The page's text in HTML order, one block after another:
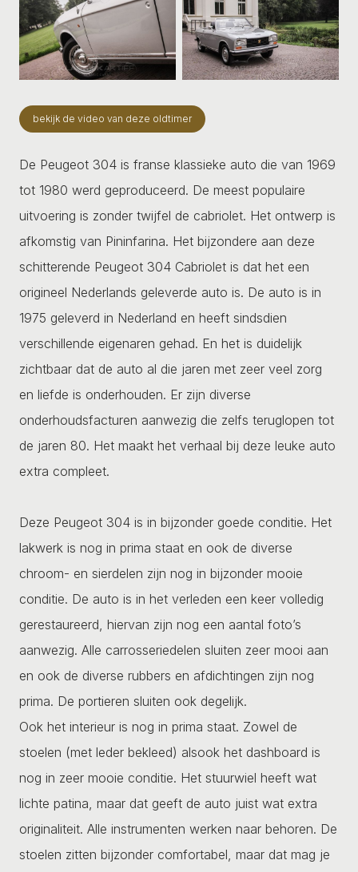
bekijk de video van deze oldtimer
De Peugeot 304 is franse klassieke auto die van 1969
tot 1980 werd geproduceerd. De meest populaire
uitvoering is zonder twijfel de cabriolet. Het ontwerp is
afkomstig van Pininfarina. Het bijzondere aan deze
schitterende Peugeot 304 Cabriolet is dat het een
origineel Nederlands geleverde auto is. De auto is in
1975 geleverd in Nederland en heeft sindsdien
verschillende eigenaren gehad. En het is duidelijk
zichtbaar dat de auto al die jaren met zeer veel zorg
en liefde is onderhouden. Er zijn diverse
onderhoudsfacturen aanwezig die zelfs teruglopen tot
de jaren 80. Het maakt het verhaal bij deze leuke auto
extra compleet.
Deze Peugeot 304 is in bijzonder goede conditie. Het
lakwerk is nog in prima staat en ook de diverse
chroom- en sierdelen zijn nog in bijzonder mooie
conditie. De auto is in het verleden een keer volledig
gerestaureerd, hiervan zijn nog een aantal foto’s
aanwezig. Alle carrosseriedelen sluiten zeer mooi aan
en ook de diverse rubbers en afdichtingen zijn nog
prima. De portieren sluiten ook degelijk.
Ook het interieur is nog in prima staat. Zowel de
stoelen (met leder bekleed) alsook het dashboard is
nog in zeer mooie conditie. Het stuurwiel heeft wat
lichte patina, maar dat geeft de auto juist wat extra
originaliteit. Alle instrumenten werken naar behoren. De
stoelen zitten bijzonder comfortabel, maar dat mag je